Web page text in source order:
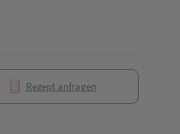
Rezept anfragen